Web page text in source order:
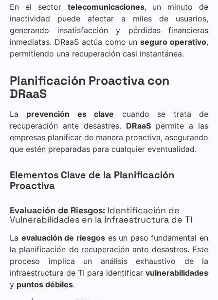
En el sector telecomunicaciones, un minuto de
inactividad puede afectar a miles de usuarios,
generando insatisfacción y pérdidas financieras
inmediatas. DRaaS actúa como unseguro operativo,
permitiendo una recuperación casi instantánea.
Planificación Proactiva con
DRaaS
La prevención es clave cuando se trata de
recuperación ante desastres. DRaaS permite a las
empresas planificar de manera proactiva, asegurando
que estén preparadas para cualquier eventualidad.
Elementos Clave de la Planificación
Proactiva
Evaluación de Riesgos: Identificación de
Vulnerabilidades en la Infraestructura de TI
La evaluación de riesgoses un paso fundamental en
la planificación de recuperación ante desastres. Este
proceso implica un análisis exhaustivo de la
infraestructura de TI para identificar vulnerabilidades
y puntos débiles.